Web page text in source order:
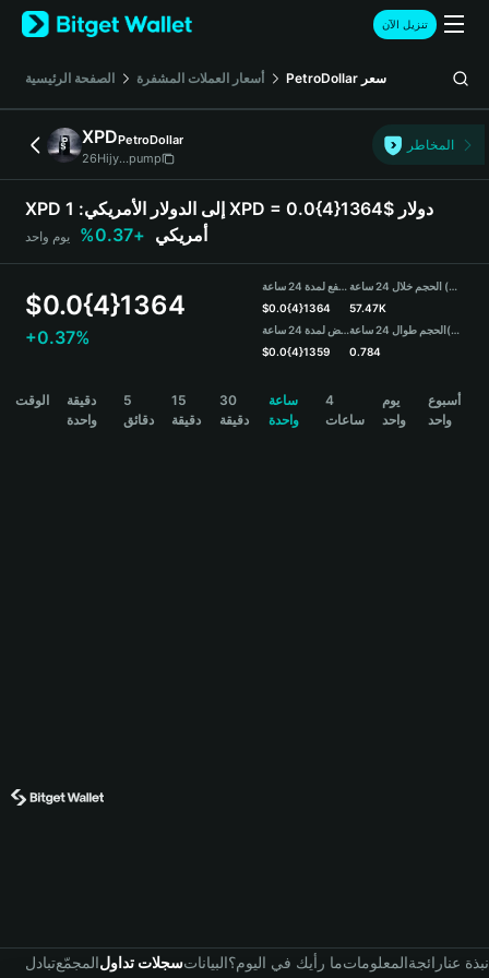
English
日本語
Русский
Español (Latinoamérica)
Türkçe
Deutsch
简体中文
Português (Portugal)
Bahasa Indonesia
বাংলা
تنزيل الآن
الصفحة الرئيسية أسعار العملات المشفرة PetroDollar سعر
XPDPetroDollar
26Hijy...pump
المخاطر
XPD إلى الدولار الأمريكي: 1 XPD = 0.0{4}1364$ دولار
أمريكي +0.37% يوم واحد
$0.0{4}1364
+0.37%
مرتفع لمدة 24 ساعة
$0.0{4}1364
منخفض لمدة 24 ساعة
$0.0{4}1359
الحجم خلال 24 ساعة (XPD)
57.47K
الحجم طوال 24 ساعة(USDT)
0.784
الوقت
دقيقة
واحدة
5
دقائق
15
دقيقة
30
دقيقة
ساعة
واحدة
4
ساعات
يوم
واحد
أسبوع
واحد
تبادلالمجمّعسجلات تداولالبياناتما رأيك في اليوم؟المعلوماترائجةنبذة عنا